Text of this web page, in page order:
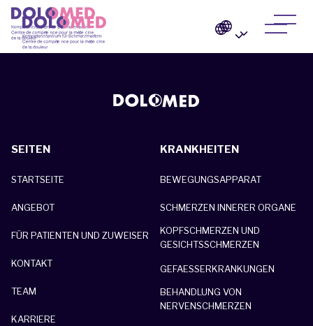
SEITEN
STARTSEITE
ANGEBOT
FÜR PATIENTEN UND ZUWEISER
KONTAKT
TEAM
KARRIERE
KRANKHEITEN
BEWEGUNGSAPPARAT
SCHMERZEN INNERER ORGANE
KOPFSCHMERZEN UND
GESICHTSSCHMERZEN
GEFAESSERKRANKUNGEN
BEHANDLUNG VON
NERVENSCHMERZEN